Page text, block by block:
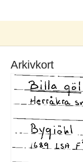
Arkivkort